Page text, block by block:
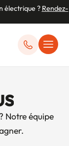
électrique ? Rendez-
Notre équipe